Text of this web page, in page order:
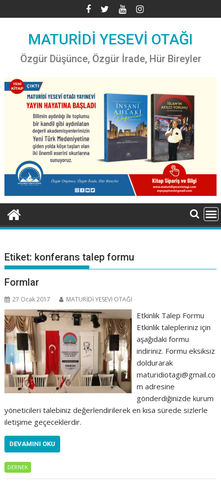
to
MATURİDİ YESEVİ OTAĞI
Özgür Düşünce, Özgür İrade, Hür Bireyler
Etiket: konferans talep formu
Formlar
27 Ocak 2017 MATURİDİ YESEVİ OTAĞI
Etkinlik Talep Formu
Etkinlik talepleriniz için
aşağıdaki formu
indiriniz. Formu eksiksiz
doldurarak
maturidiotagi@gmail.co
m adresine
gönderdiğinizde kurum
yöneticileri talebiniz değerlendirilerek en kısa sürede sizlerle
iletişime geçeceklerdir.
DEVAMINI OKU
DERNEK